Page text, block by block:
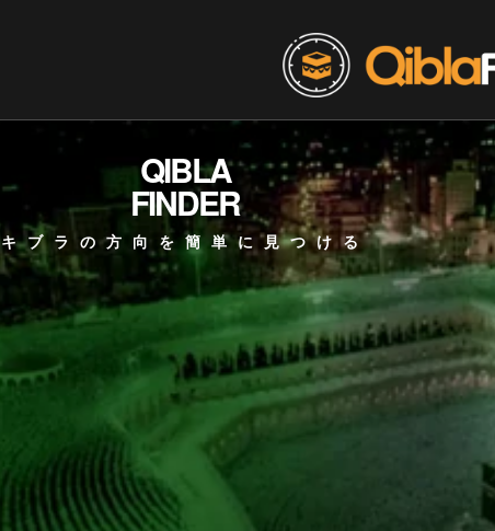
QIBLA
FINDER
キブラの方向を簡単に見つける